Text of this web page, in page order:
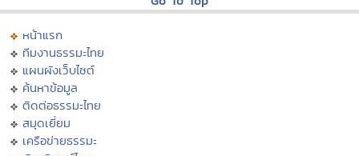
หน้าแรก
ทีมงานธรรมะไทย
แผนผังเว็บไซต์
ค้นหาข้อมูล
ติดต่อธรรมะไทย
สมุดเยี่ยม
เครือข่ายธรรมะ